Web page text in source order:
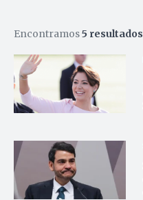
Encontramos5 resultados